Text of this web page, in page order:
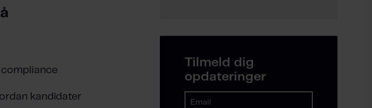
kandidater
Tilmeld dig
opdateringer